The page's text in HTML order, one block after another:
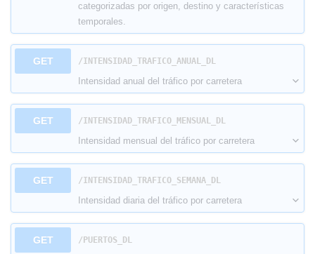
categorizadas por origen, destino y características
temporales.
GET ​/INTENSIDAD_TRAFICO_ANUAL_DL
Intensidad anual del tráfico por carretera
GET ​/INTENSIDAD_TRAFICO_MENSUAL_DL
Intensidad mensual del tráfico por carretera
GET ​/INTENSIDAD_TRAFICO_SEMANA_DL
Intensidad diaria del tráfico por carretera
GET ​/PUERTOS_DL